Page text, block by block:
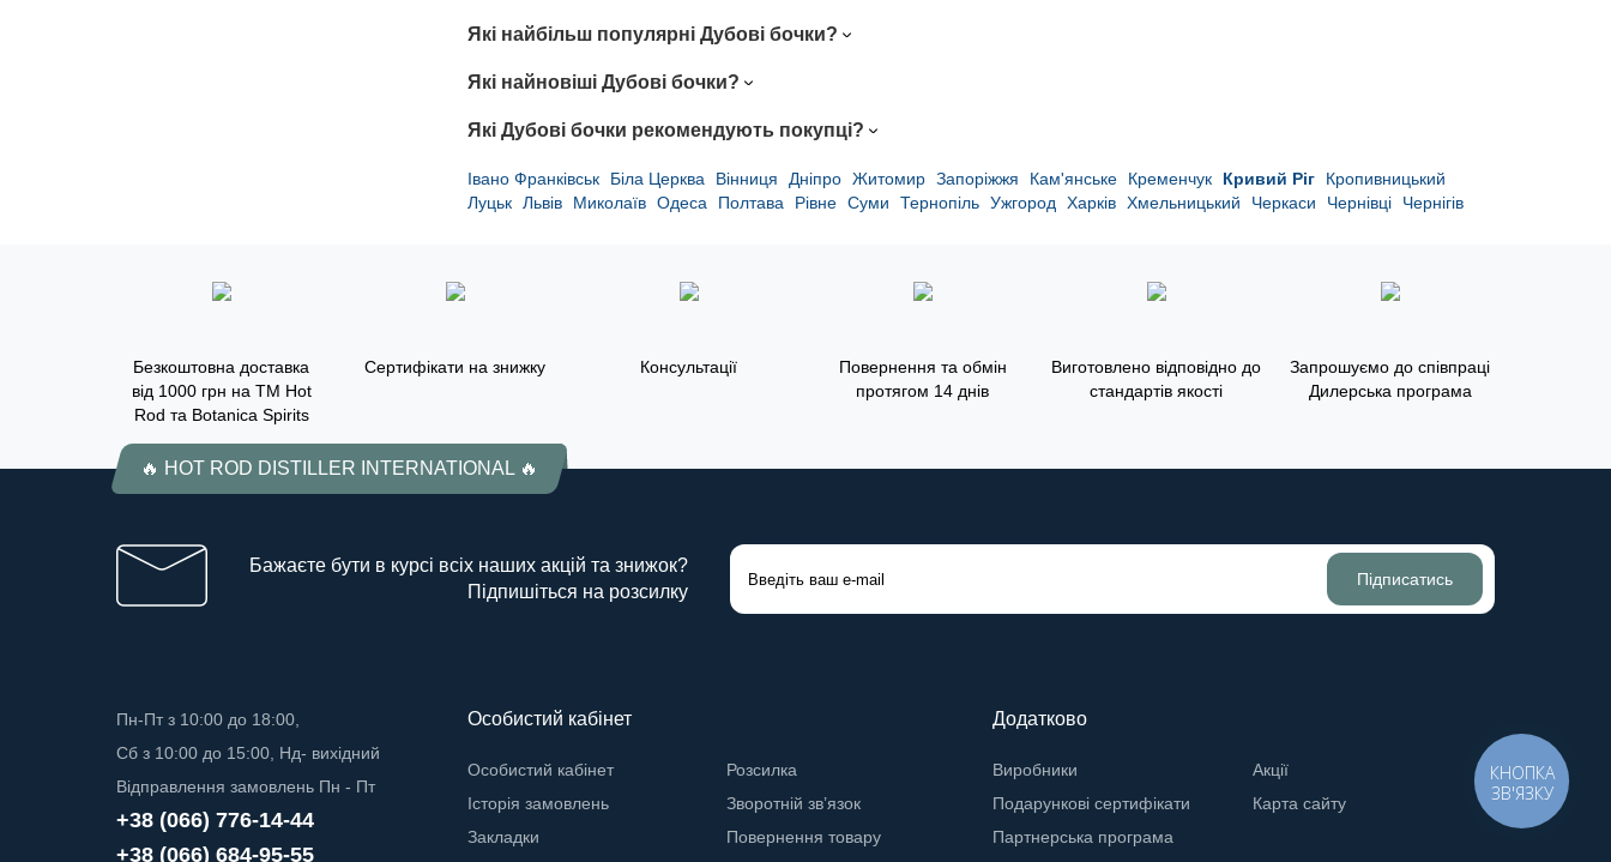
Які найбільш популярні Дубові бочки?
Які найновіші Дубові бочки?
Які Дубові бочки рекомендують покупці?
Івано Франківськ Біла Церква Вінниця Дніпро Житомир Запоріжжя Кам'янське Кременчук Кривий Ріг
Кропивницький
Луцьк Львів Миколаїв Одеса Полтава Рівне Суми Тернопіль Ужгород Харків Хмельницький Черкаси Чернівці Чернігів
Безкоштовна доставка
від 1000 грн на ТМ Hot
Rod та Botanica Spirits
Сертифікати на знижку Консультації
Повернення та обмін
протягом 14 днів
Виготовлено відповідно до
стандартів якості
Запрошуємо до співпраці
Дилерська програма
🔥 HOT ROD DISTILLER INTERNATIONAL 🔥
Бажаєте бути в курсі всіх наших акцій та знижок?
Підпишіться на розсилку
Підписатись
Пн-Пт з 10:00 до 18:00,
Сб з 10:00 до 15:00, Нд- вихідний
Відправлення замовлень Пн - Пт
+38 (066) 776-14-44
+38 (066) 684-95-55
Особистий кабінет
Особистий кабінет
Історія замовлень
Закладки
Розсилка
Зворотній зв’язок
Повернення товару
Додатково
Виробники
Подарункові сертифікати
Партнерська програма
Акції
Карта сайту
КНОПКА
ЗВ'ЯЗКУ